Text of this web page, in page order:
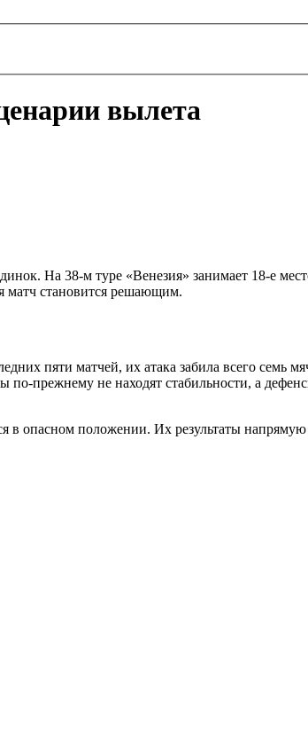
вылета
На 38‑м туре «Венезия» занимает 18‑е
матч становится решающим.
пяти матчей, их атака забила всего семь
не находят стабильности, а
в опасном положении. Их результаты